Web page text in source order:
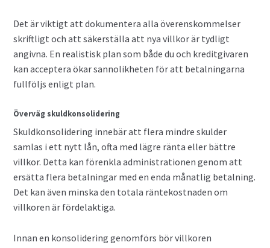
Det är viktigt att dokumentera alla överenskommelser
skriftligt och att säkerställa att nya villkor är tydligt
angivna. En realistisk plan som både du och kreditgivaren
kan acceptera ökar sannolikheten för att betalningarna
fullföljs enligt plan.
Överväg skuldkonsolidering
Skuldkonsolidering innebär att flera mindre skulder
samlas i ett nytt lån, ofta med lägre ränta eller bättre
villkor. Detta kan förenkla administrationen genom att
ersätta flera betalningar med en enda månatlig betalning.
Det kan även minska den totala räntekostnaden om
villkoren är fördelaktiga.
Innan en konsolidering genomförs bör villkoren